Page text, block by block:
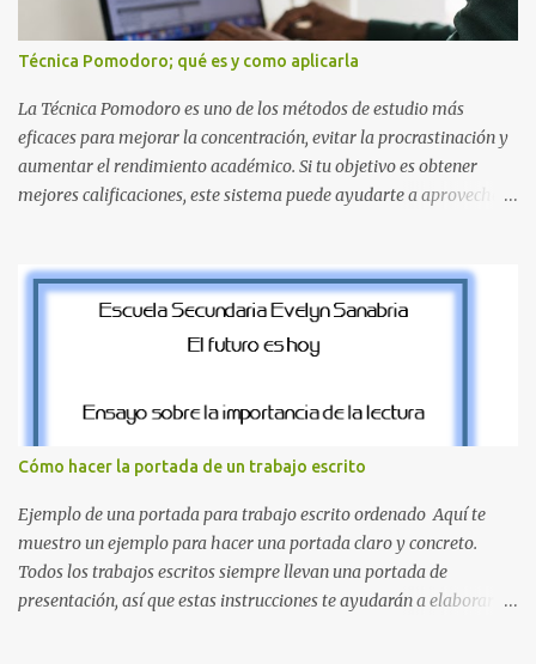
la Q en amarillo brillante, junto con la N y la P en un verde
inspirado en los niveles de los juegos. Formas icónicas : No te
pierdas la letra O , diseñada con ese estilo geométrico tan carac...
Técnica Pomodoro; qué es y como aplicarla
La Técnica Pomodoro es uno de los métodos de estudio más
eficaces para mejorar la concentración, evitar la procrastinación y
aumentar el rendimiento académico. Si tu objetivo es obtener
mejores calificaciones, este sistema puede ayudarte a aprovechar
Técnica Pomodoro es un método de administración del tiempo
creado para mejorar la concentración y la productividad. Consiste
en dividir el estudio en bloques cortos de trabajo intenso,
sistema aprovecha la capacidad natural del cerebro para
mantener la atención durante periodos limitados, lo que permite
aprender más en menos tiempo y recordar mejor la información.
Si alguna vez has sentido que pasas muchas horas frente a los
libros pero aprendes poco, la Técnica Pomodoro puede marcar u...
Cómo hacer la portada de un trabajo escrito
Ejemplo de una portada para trabajo escrito ordenado Aquí te
muestro un ejemplo para hacer una portada claro y concreto.
Todos los trabajos escritos siempre llevan una portada de
presentación, así que estas instrucciones te ayudarán a elaborar